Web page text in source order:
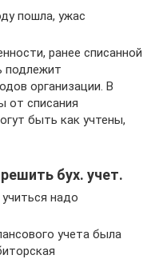
пошла, ужас
ранее списанной
подлежит
организации. В
от списания
быть как учтены,
бух. учет.
надо
учета была